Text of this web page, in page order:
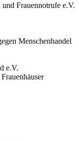
Frauennotrufe e.V.
Menschenhandel
e.V.